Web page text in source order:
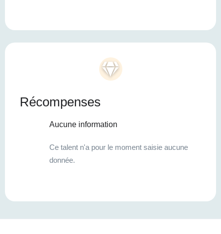
Récompenses
Aucune information
Ce talent n'a pour le moment saisie aucune
donnée.